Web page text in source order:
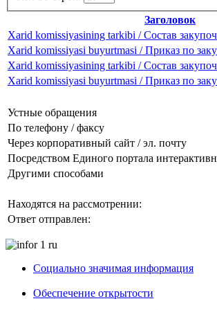
Заголовок
Xarid komissiyasining tarkibi / Состав
Xarid komissiyasi buyurtmasi / Приказ по
Xarid komissiyasining tarkibi / Состав
Xarid komissiyasi buyurtmasi / Приказ по
Устные обращения
По телефону / факсу
Через корпоративный сайт / эл. почту
Посредством Единого портала
Другими способами
Находятся на рассмотрении:
Ответ отправлен:
Социально значимая информация
Обеспечение открытости